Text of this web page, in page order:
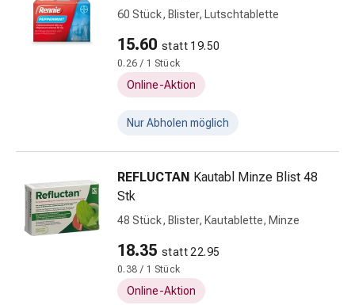
Schmerztherapie
Wärmetherapie
Beruhigungsmittel
Schnarchen
Atemwege
Nasenmittel
Windpocken
Stoffwechsel
60 Stück, Blister, Lutschtablette
15.60 statt 19.50
0.26 / 1 Stück
Online-Aktion
Nur Abholen möglich
REFLUCTAN Kautabl Minze Blist 48
Stk
48 Stück, Blister, Kautablette, Minze
18.35 statt 22.95
0.38 / 1 Stück
Online-Aktion